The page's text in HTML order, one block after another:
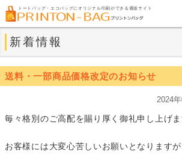
トートバッグ・エコバッグにオリジナル印刷ができる通販サイト
新着情報
送料・一部商品価格改定のお知らせ
2024
毎々格別のご高配を賜り厚く御礼申し上げま
お客様には大変心苦しいお願いとなりますが